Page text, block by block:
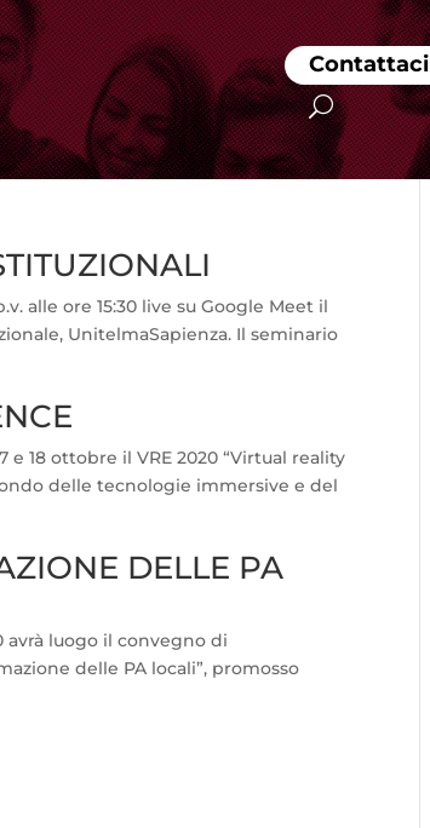
Contattaci
alle ore 15:30 live su Google Meet il
UnitelmaSapienza. Il seminario
18 ottobre il VRE 2020 “Virtual reality
delle tecnologie immersive e del
DELLE PA
avrà luogo il convegno di
delle PA locali”, promosso